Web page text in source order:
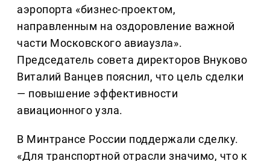
аэропорта «бизнес-проектом,
направленным на оздоровление важной
части Московского авиаузла».
Председатель совета директоров Внуково
Виталий Ванцев пояснил, что цель сделки
— повышение эффективности
авиационного узла.
В Минтрансе России поддержали сделку.
«Для транспортной отрасли значимо, что к